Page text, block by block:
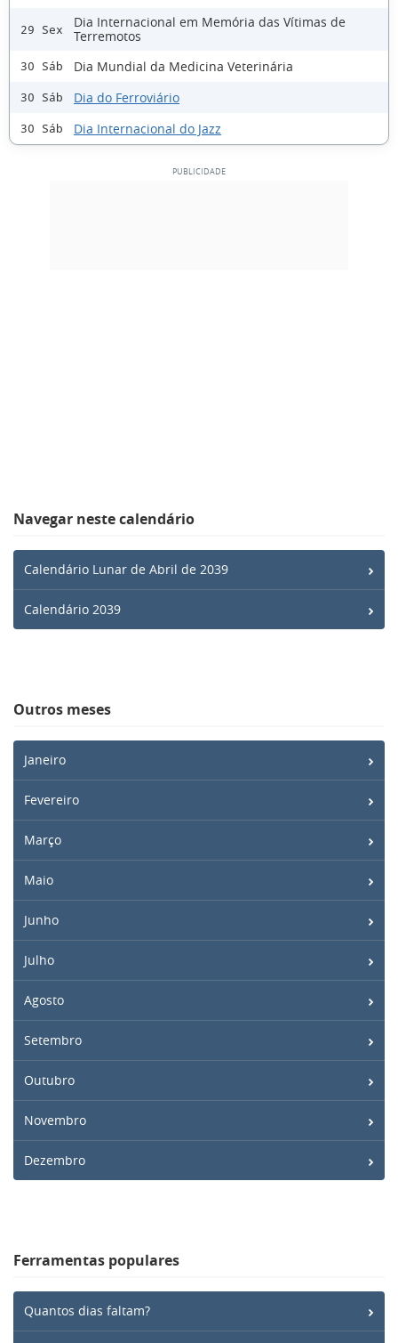
29 Sex
Dia Internacional em Memória das Vítimas de
Terremotos
30 Sáb Dia Mundial da Medicina Veterinária
30 Sáb Dia do Ferroviário
30 Sáb Dia Internacional do Jazz
Navegar neste calendário
Calendário Lunar de Abril de 2039
Calendário 2039
Outros meses
Janeiro
Fevereiro
Março
Maio
Junho
Julho
Agosto
Setembro
Outubro
Novembro
Dezembro
Ferramentas populares
Quantos dias faltam?